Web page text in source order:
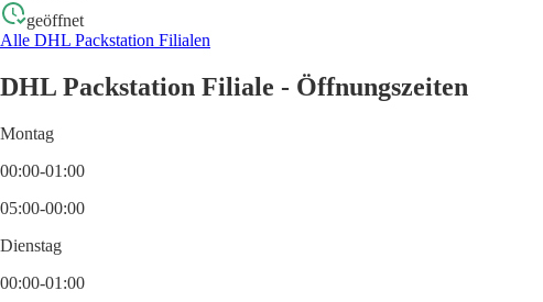
geöffnet
Alle DHL Packstation Filialen
DHL Packstation Filiale - Öffnungszeiten
Montag
00:00-01:00
05:00-00:00
Dienstag
00:00-01:00